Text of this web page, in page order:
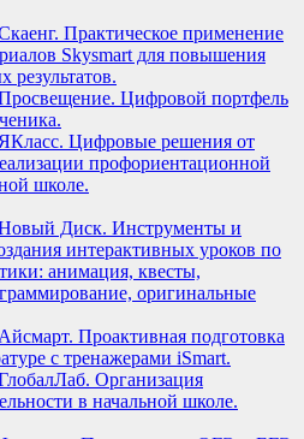
Практическое применение
Skysmart для повышения
результатов.
Цифровой портфель
Цифровые решения от
профориентационной
школе.
Диск. Инструменты и
интерактивных уроков по
анимация, квесты,
оригинальные
Проактивная подготовка
с тренажерами iSmart.
Организация
в начальной школе.